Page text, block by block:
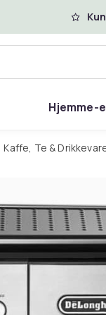
Hjemme-
Kaffe, Te &